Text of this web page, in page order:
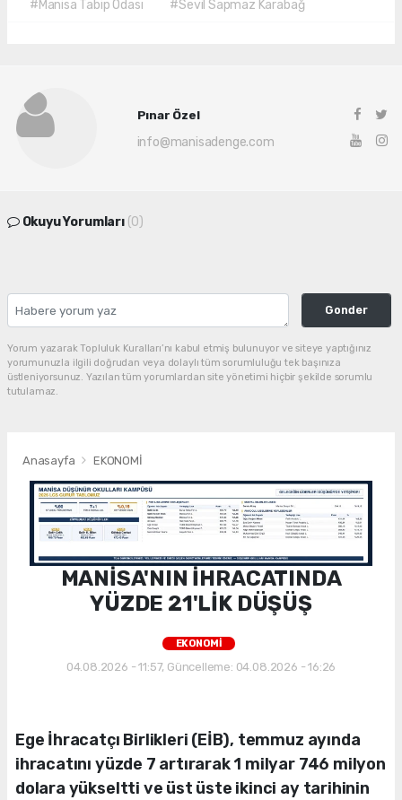
#Manisa Tabip Odası #Sevil Sapmaz Karabağ
Pınar Özel
info@manisadenge.com
Okuyu Yorumları (0)
Gonder
Yorum yazarak Topluluk Kuralları’nı kabul etmiş bulunuyor ve siteye yaptığınız
yorumunuzla ilgili doğrudan veya dolaylı tüm sorumluluğu tek başınıza
üstleniyorsunuz. Yazılan tüm yorumlardan site yönetimi hiçbir şekilde sorumlu
tutulamaz.
Anasayfa EKONOMİ
MANİSA'NIN İHRACATINDA
YÜZDE 21'LİK DÜŞÜŞ
EKONOMİ
04.08.2026 - 11:57, Güncelleme: 04.08.2026 - 16:26
Ege İhracatçı Birlikleri (EİB), temmuz ayında
ihracatını yüzde 7 artırarak 1 milyar 746 milyon
dolara yükseltti ve üst üste ikinci ay tarihinin